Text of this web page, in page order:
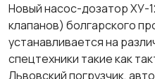
Новый насос-дозатор ХУ-
клапанов) болгарского
устанавливается на
спецтехники такие как
Львовский погрузчик,